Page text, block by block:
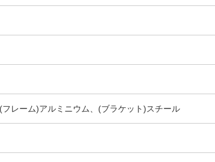
レーム)アルミニウム、(ブラケット)スチール